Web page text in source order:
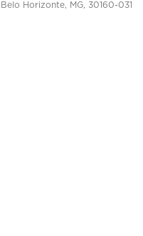
Horizonte, MG, 30160-031